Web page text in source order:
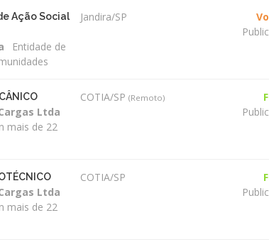
Ação Social
Entidade de
Jandira/SP
Ltda
mais de 22
COTIA/SP(Remoto)
Ltda
mais de 22
COTIA/SP